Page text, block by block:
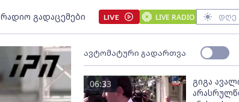
რადიო გადაცემები LIVE LIVE RADIO დღე
ავტომატური გადართვა
გიგა
06:33